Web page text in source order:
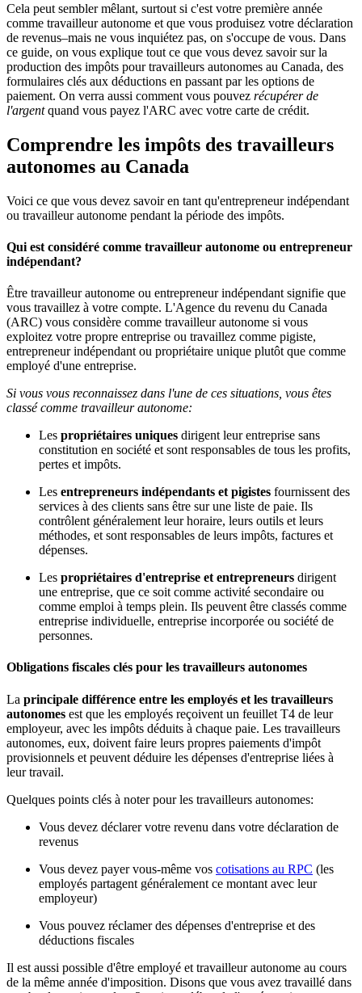
Cela peut sembler mêlant, surtout si c'est votre première année
comme travailleur autonome et que vous produisez votre déclaration
de revenus–mais ne vous inquiétez pas, on s'occupe de vous. Dans
ce guide, on vous explique tout ce que vous devez savoir sur la
production des impôts pour travailleurs autonomes au Canada, des
formulaires clés aux déductions en passant par les options de
paiement. On verra aussi comment vous pouvez récupérer de
l'argentquand vous payez l'ARC avec votre carte de crédit.
Comprendre les impôts des travailleurs
autonomes au Canada
Voici ce que vous devez savoir en tant qu'entrepreneur indépendant
ou travailleur autonome pendant la période des impôts.
Qui est considéré comme travailleur autonome ou entrepreneur
indépendant?
Être travailleur autonome ou entrepreneur indépendant signifie que
vous travaillez à votre compte. L'Agence du revenu du Canada
(ARC) vous considère comme travailleur autonome si vous
exploitez votre propre entreprise ou travaillez comme pigiste,
entrepreneur indépendant ou propriétaire unique plutôt que comme
employé d'une entreprise.
Si vous vous reconnaissez dans l'une de ces situations, vous êtes
classé comme travailleur autonome:
Les propriétaires uniques dirigent leur entreprise sans
constitution en société et sont responsables de tous les profits,
pertes et impôts.
Les entrepreneurs indépendants et pigistes fournissent des
services à des clients sans être sur une liste de paie. Ils
contrôlent généralement leur horaire, leurs outils et leurs
méthodes, et sont responsables de leurs impôts, factures et
dépenses.
Les propriétaires d'entreprise et entrepreneurs dirigent
une entreprise, que ce soit comme activité secondaire ou
comme emploi à temps plein. Ils peuvent être classés comme
entreprise individuelle, entreprise incorporée ou société de
personnes.
Obligations fiscales clés pour les travailleurs autonomes
La principale différence entre les employés et les travailleurs
autonomes est que les employés reçoivent un feuillet T4 de leur
employeur, avec les impôts déduits à chaque paie. Les travailleurs
autonomes, eux, doivent faire leurs propres paiements d'impôt
provisionnels et peuvent déduire les dépenses d'entreprise liées à
leur travail.
Quelques points clés à noter pour les travailleurs autonomes:
Vous devez déclarer votre revenu dans votre déclaration de
revenus
Vous devez payer vous-même vos cotisations au RPC (les
employés partagent généralement ce montant avec leur
employeur)
Vous pouvez réclamer des dépenses d'entreprise et des
déductions fiscales
Il est aussi possible d'être employé et travailleur autonome au cours
de la même année d'imposition. Disons que vous avez travaillé dans